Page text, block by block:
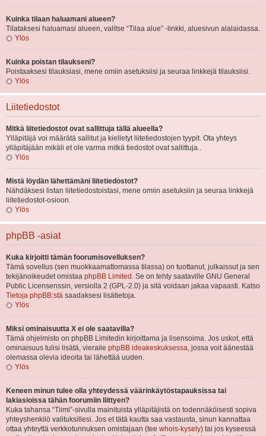
Kuinka tilaan haluamani alueen?
Tilataksesi haluamasi alueen, valitse “Tilaa alue” -linkki, aluesivun alalaidassa.
Ylös
Kuinka poistan tilaukseni?
Poistaaksesi tilauksiasi, mene omiin asetuksiisi ja seuraa linkkejä tilauksiisi.
Ylös
Liitetiedostot
Mitkä liitetiedostot ovat sallittuja tällä alueella?
Ylläpitäjä voi määrätä sallitut ja kielletyt liitetiedostojen tyypit. Ota yhteys
ylläpitäjään mikäli et ole varma mitkä tiedostot ovat sallittuja..
Ylös
Mistä löydän lähettämäni liitetiedostot?
Nähdäksesi listan liitetiedostoistasi, mene omiin asetuksiin ja seuraa linkkejä
liitetiedostot-osioon.
Ylös
phpBB -asiat
Kuka kirjoitti tämän foorumisovelluksen?
Tämä sovellus (sen muokkaamattomassa tilassa) on tuottanut, julkaissut ja sen
tekijänoikeudet omistaa phpBB Limited . Se on tehty saataville GNU General
Public Licensenssin, versiolla 2 (GPL-2.0) ja sitä voidaan jakaa vapaasti. Katso
Tietoja phpBB:stä saadaksesi lisätietoja.
Ylös
Miksi ominaisuutta X ei ole saatavilla?
Tämä ohjelmisto on phpBB Limitedin kirjoittama ja lisensoima. Jos uskot, että
ominaisuus tulisi lisätä, vieraile phpBB ideakeskuksessa, jossa voit äänestää
olemassa olevia ideoita tai lähettää uuden.
Ylös
Keneen minun tulee olla yhteydessä väärinkäytöstapauksissa tai
lakiasioissa tähän foorumiin liittyen?
Kuka tahansa “Tiimi”-sivulla mainituista ylläpitäjistä on todennäköisesti sopiva
yhteyshenkilö valituksillesi. Jos et tätä kautta saa vastausta, sinun kannattaa
ottaa yhteyttä verkkotunnuksen omistajaan (tee whois-kysely) tai jos kyseessä